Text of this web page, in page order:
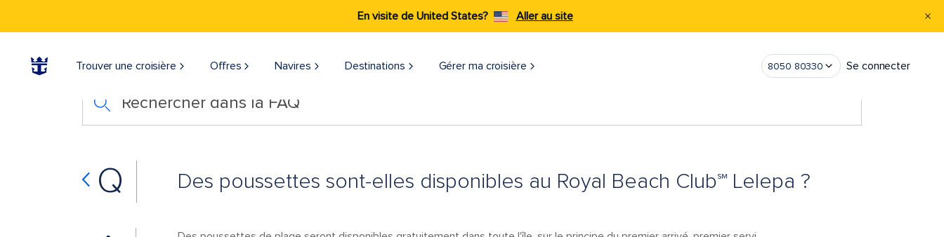
En visite de United States? Aller au site
Trouver une croisière Offres Navires Destinations Gérer ma croisière 8050 80330 Se connecter
Rechercher dans la FAQ
Q Des poussettes sont-elles disponibles au Royal Beach Club℠ Lelepa ?